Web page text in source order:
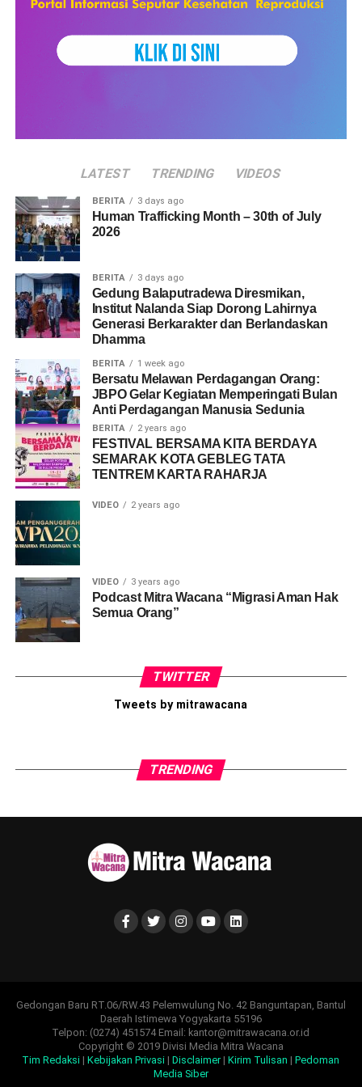
mendatang. (Tnt).
Share this:
LATEST TRENDING VIDEOS
BERITA 3 days ago
Human Trafficking Month – 30th of July
2026
BERITA 3 days ago
Gedung Balaputradewa Diresmikan,
Institut Nalanda Siap Dorong Lahirnya
Generasi Berkarakter dan Berlandaskan
Dhamma
BERITA 1 week ago
Bersatu Melawan Perdagangan Orang:
JBPO Gelar Kegiatan Memperingati Bulan
Anti Perdagangan Manusia Sedunia
BERITA 2 years ago
FESTIVAL BERSAMA KITA BERDAYA
SEMARAK KOTA GEBLEG TATA
TENTREM KARTA RAHARJA
VIDEO 2 years ago
VIDEO 3 years ago
Podcast Mitra Wacana “Migrasi Aman Hak
Semua Orang”
TWITTER
Tweets by mitrawacana
TRENDING
Gedongan Baru RT.06/RW.43 Pelemwulung No. 42 Banguntapan, Bantul
Daerah Istimewa Yogyakarta 55196
Telpon: (0274) 451574 Email: kantor@mitrawacana.or.id
Copyright © 2019 Divisi Media Mitra Wacana
Tim Redaksi |Kebijakan Privasi |Disclaimer |Kirim Tulisan |Pedoman
Media Siber